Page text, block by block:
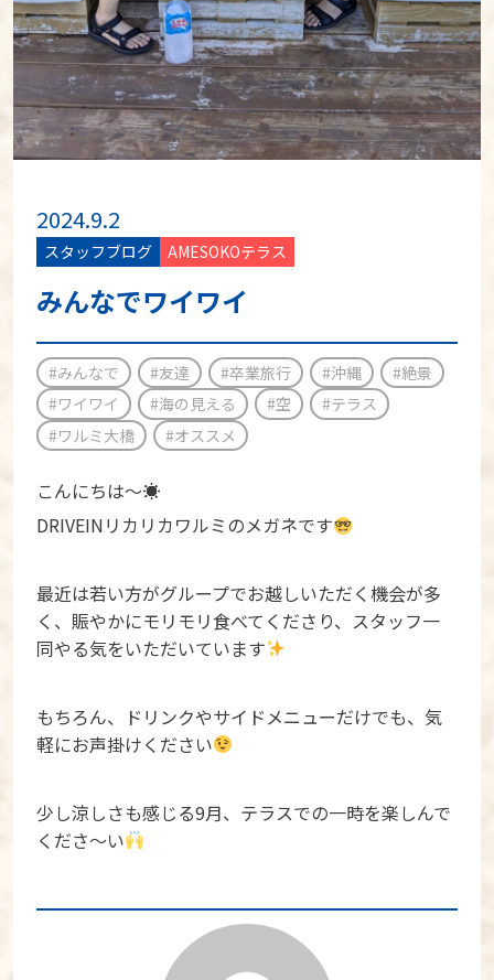
2024.9.2
スタッフブログ AMESOKOテラス
みんなでワイワイ
#みんなで #友達 #卒業旅行 #沖縄
#絶景
#ワイワイ
#海の見える #空
#テラス
#ワルミ大橋
#オススメ
こんにちは〜☀
DRIVEINリカリカワルミのメガネです
最近は若い方がグループでお越しいただく機会が多
く、賑やかにモリモリ食べてくださり、スタッフ一
同やる気をいただいています
もちろん、ドリンクやサイドメニューだけでも、気
軽にお声掛けください
少し涼しさも感じる9月、テラスでの一時を楽しんで
くださ〜い